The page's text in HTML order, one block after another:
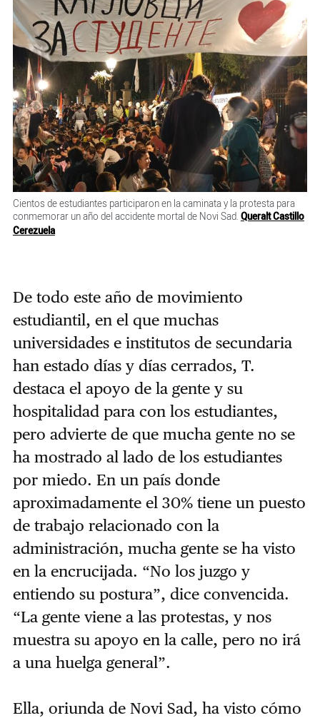
Cientos de estudiantes participaron en la caminata y la protesta para
conmemorar un año del accidente mortal de Novi Sad. Queralt Castillo
Cerezuela
De todo este año de movimiento
estudiantil, en el que muchas
universidades e institutos de secundaria
han estado días y días cerrados, T.
destaca el apoyo de la gente y su
hospitalidad para con los estudiantes,
pero advierte de que mucha gente no se
ha mostrado al lado de los estudiantes
por miedo. En un país donde
aproximadamente el 30% tiene un puesto
de trabajo relacionado con la
administración, mucha gente se ha visto
en la encrucijada. “No los juzgo y
entiendo su postura”, dice convencida.
“La gente viene a las protestas, y nos
muestra su apoyo en la calle, pero no irá
a una huelga general”.
Ella, oriunda de Novi Sad, ha visto cómo